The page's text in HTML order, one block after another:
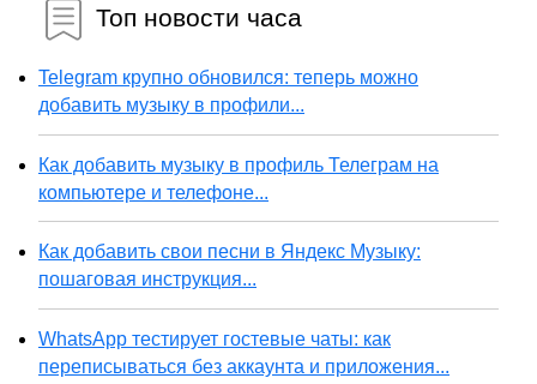
Топ новости часа
Telegram крупно обновился: теперь можно
добавить музыку в профили...
Как добавить музыку в профиль Телеграм на
компьютере и телефоне...
Как добавить свои песни в Яндекс Музыку:
пошаговая инструкция...
WhatsApp тестирует гостевые чаты: как
переписываться без аккаунта и приложения...